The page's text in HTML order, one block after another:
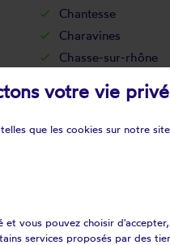
Chantesse
Charavines
Chasse-sur-rhône
Cheyssieu
Chirens
Coublevie
votre vie
que les cookies sur notre
vous pouvez choisir
services proposés par des